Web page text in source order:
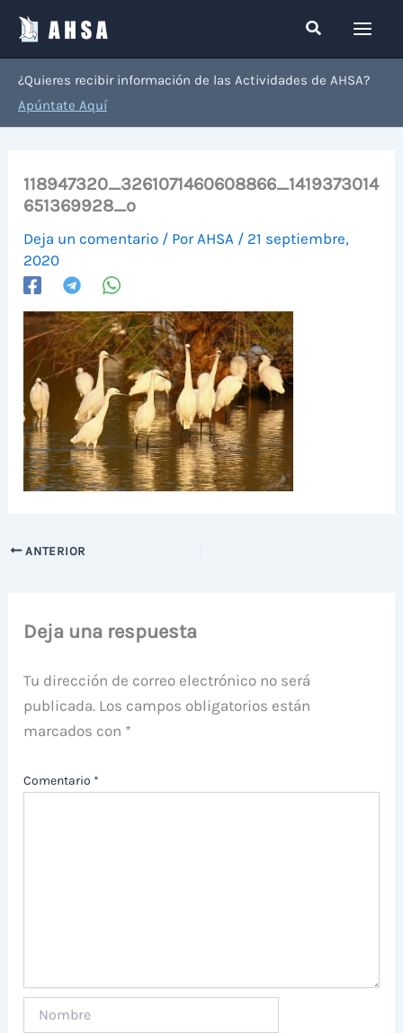
contenido
Buscar
¿Quieres recibir información de las Actividades de AHSA?
Apúntate Aquí
118947320_3261071460608866_1419373014
651369928_o
Deja un comentario / Por AHSA / 21 septiembre,
2020
ANTERIOR
Deja una respuesta
Tu dirección de correo electrónico no será
publicada. Los campos obligatorios están
marcados con *
Comentario *